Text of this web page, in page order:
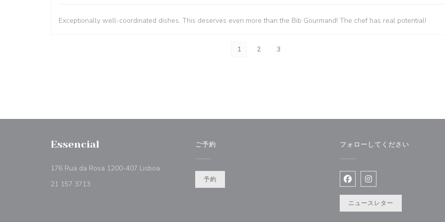
Exceptionally well-coordinated dishes. This deserves even more than the Bib Gourmand! The chef has real potential!
1 2 3
Essencial
176 Rua da Rosa 1200-407 Lisboa
21 157 3713
ご予約
予約
フォローしてください
Facebook ((新しいウィンド
Instagram ((新しいウ
ニュースレター